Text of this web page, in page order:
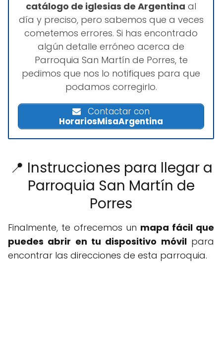
catálogo de iglesias de Argentina al
día y preciso, pero sabemos que a veces
cometemos errores. Si has encontrado
algún detalle erróneo acerca de
Parroquia San Martín de Porres, te
pedimos que nos lo notifiques para que
podamos corregirlo.
Contactar con
HorariosMisaArgentina
📍 Instrucciones para llegar a
Parroquia San Martín de
Porres
Finalmente, te ofrecemos un mapa fácil que
puedes abrir en tu dispositivo móvilpara
encontrar las direcciones de esta parroquia.